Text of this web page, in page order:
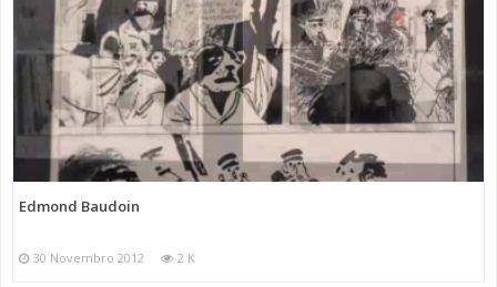
Edmond Baudoin
30 Novembro 2012 2 K